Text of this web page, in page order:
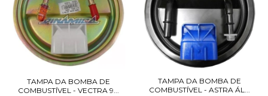
TAMPA DA BOMBA DE
COMBUSTÍVEL - VECTRA 9...
TAMPA DA BOMBA DE
COMBUSTÍVEL - ASTRA ÁL...